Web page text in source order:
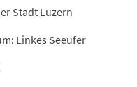
Stadt Luzern
Linkes Seeufer